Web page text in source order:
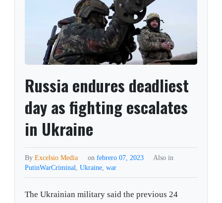
Russia endures deadliest
day as fighting escalates
in Ukraine
ByExcelsio Media on febrero 07, 2023
Also in
PutinWarCriminal,Ukraine,war
The Ukrainian military said the previous 24